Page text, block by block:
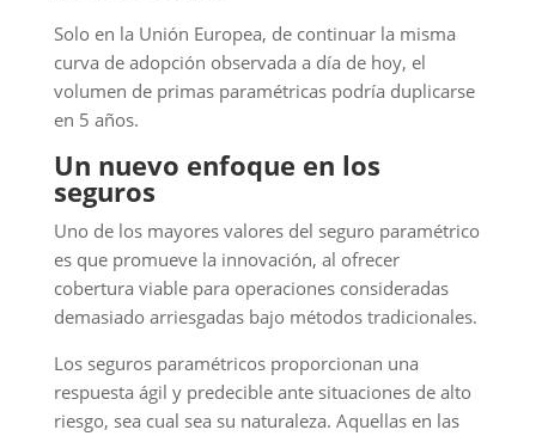
Solo en la Unión Europea, de continuar la misma
curva de adopción observada a día de hoy, el
volumen de primas paramétricas podría duplicarse
en 5 años.
Un nuevo enfoque en los
seguros
Uno de los mayores valores del seguro paramétrico
es que promueve la innovación, al ofrecer
cobertura viable para operaciones consideradas
demasiado arriesgadas bajo métodos tradicionales.
Los seguros paramétricos proporcionan una
respuesta ágil y predecible ante situaciones de alto
riesgo, sea cual sea su naturaleza. Aquellas en las